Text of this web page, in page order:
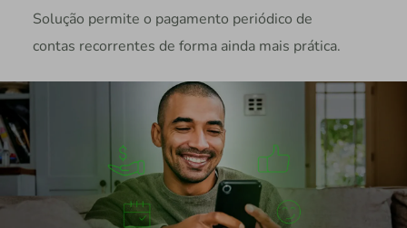
Solução permite o pagamento periódico de
contas recorrentes de forma ainda mais prática.